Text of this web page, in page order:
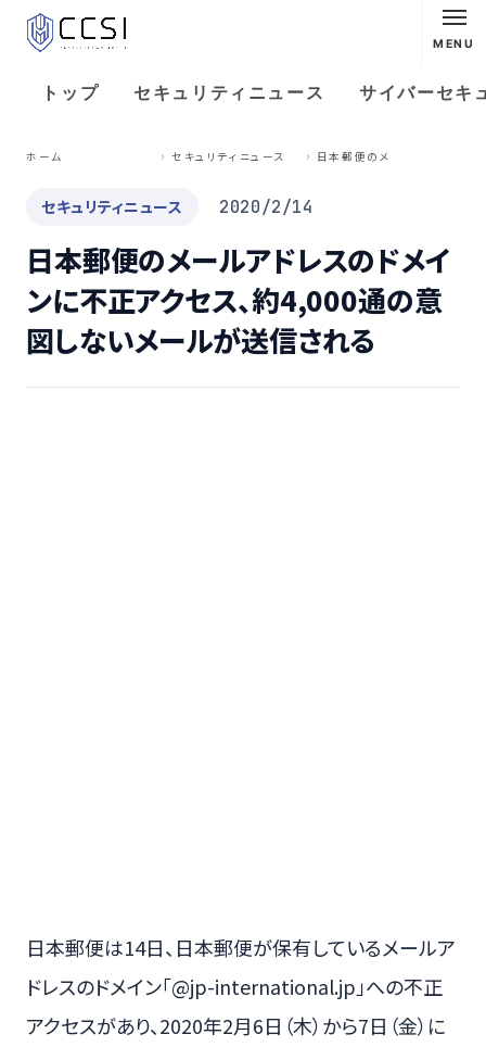
MENU
トップ セキュリティニュース サイバーセキ
ホーム セキュリティニュース
セキュリティニュース 2020/2/14
日本郵便のメールアドレスのドメイ
ンに不正アクセス、約4,000通の意
図しないメールが送信される
日本郵便は14日、日本郵便が保有しているメールア
ドレスのドメイン「@jp-international.jp」への不正
アクセスがあり、2020年2月6日（木）から7日（金）に